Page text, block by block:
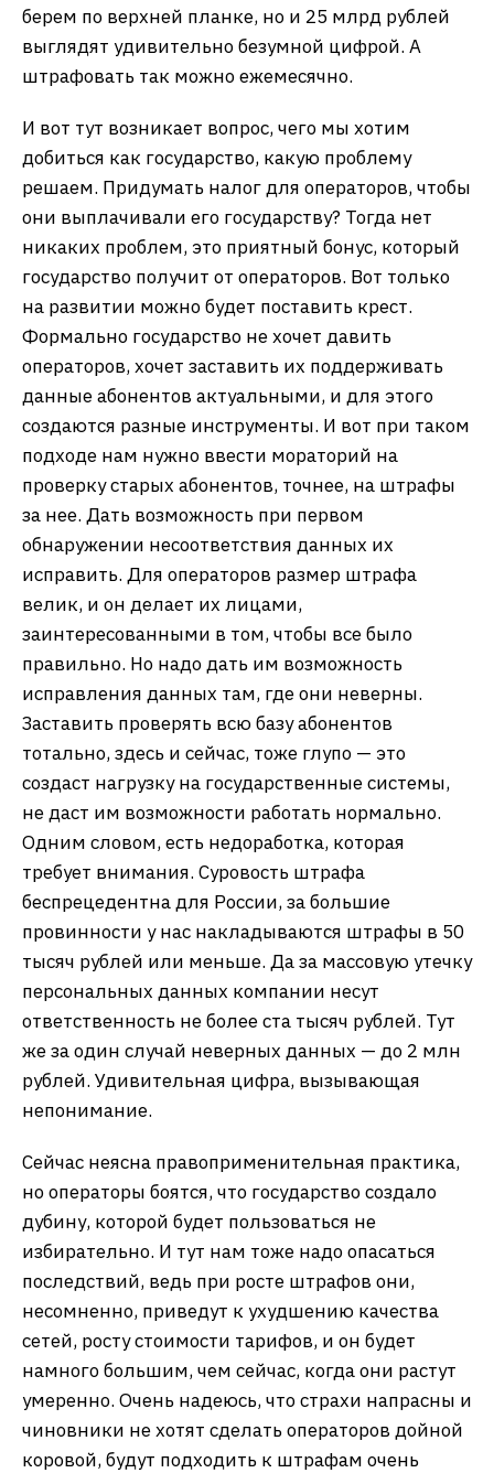
берем по верхней планке, но и 25 млрд рублей
выглядят удивительно безумной цифрой. А
штрафовать так можно ежемесячно.
И вот тут возникает вопрос, чего мы хотим
добиться как государство, какую проблему
решаем. Придумать налог для операторов, чтобы
они выплачивали его государству? Тогда нет
никаких проблем, это приятный бонус, который
государство получит от операторов. Вот только
на развитии можно будет поставить крест.
Формально государство не хочет давить
операторов, хочет заставить их поддерживать
данные абонентов актуальными, и для этого
создаются разные инструменты. И вот при таком
подходе нам нужно ввести мораторий на
проверку старых абонентов, точнее, на штрафы
за нее. Дать возможность при первом
обнаружении несоответствия данных их
исправить. Для операторов размер штрафа
велик, и он делает их лицами,
заинтересованными в том, чтобы все было
правильно. Но надо дать им возможность
исправления данных там, где они неверны.
Заставить проверять всю базу абонентов
тотально, здесь и сейчас, тоже глупо — это
создаст нагрузку на государственные системы,
не даст им возможности работать нормально.
Одним словом, есть недоработка, которая
требует внимания. Суровость штрафа
беспрецедентна для России, за большие
провинности у нас накладываются штрафы в 50
тысяч рублей или меньше. Да за массовую утечку
персональных данных компании несут
ответственность не более ста тысяч рублей. Тут
же за один случай неверных данных — до 2 млн
рублей. Удивительная цифра, вызывающая
непонимание.
Сейчас неясна правоприменительная практика,
но операторы боятся, что государство создало
дубину, которой будет пользоваться не
избирательно. И тут нам тоже надо опасаться
последствий, ведь при росте штрафов они,
несомненно, приведут к ухудшению качества
сетей, росту стоимости тарифов, и он будет
намного большим, чем сейчас, когда они растут
умеренно. Очень надеюсь, что страхи напрасны и
чиновники не хотят сделать операторов дойной
коровой, будут подходить к штрафам очень